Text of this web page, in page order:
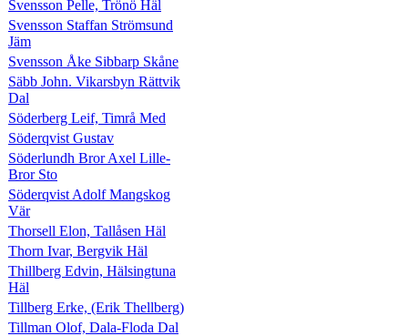
Svensson Pelle, Trönö Häl
Svensson Staffan Strömsund
Jäm
Svensson Åke Sibbarp Skåne
Säbb John. Vikarsbyn Rättvik
Dal
Söderberg Leif, Timrå Med
Söderqvist Gustav
Söderlundh Bror Axel Lille-
Bror Sto
Söderqvist Adolf Mangskog
Vär
Thorsell Elon, Tallåsen Häl
Thorn Ivar, Bergvik Häl
Thillberg Edvin, Hälsingtuna
Häl
Tillberg Erke, (Erik Thellberg)
Tillman Olof, Dala-Floda Dal